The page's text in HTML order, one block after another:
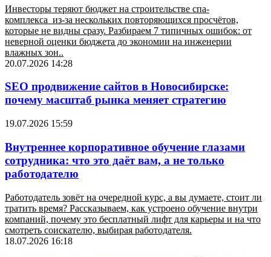
Инвесторы теряют бюджет на строительстве спа-
комплекса из-за нескольких повторяющихся просчётов,
которые не видны сразу. Разбираем 7 типичных ошибок: от
неверной оценки бюджета до экономии на инженерии
влажных зон..
20.07.2026 14:28
SEO продвижение сайтов в Новосибирске:
почему масштаб рынка меняет стратегию
19.07.2026 15:59
Внутреннее корпоративное обучение глазами
сотрудника: что это даёт вам, а не только
работодателю
Работодатель зовёт на очередной курс, а вы думаете, стоит ли
тратить время? Рассказываем, как устроено обучение внутри
компаний, почему это бесплатный лифт для карьеры и на что
смотреть соискателю, выбирая работодателя.
18.07.2026 16:18